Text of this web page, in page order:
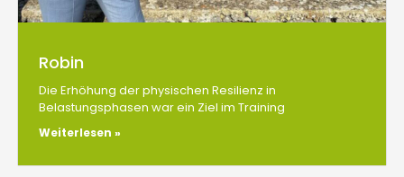
Robin
Die Erhöhung der physischen Resilienz in
Belastungsphasen war ein Ziel im Training
Weiterlesen »